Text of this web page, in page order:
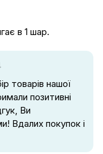
в 1 шар.
товарів нашої
позитивні
Ви
Вдалих покупок і